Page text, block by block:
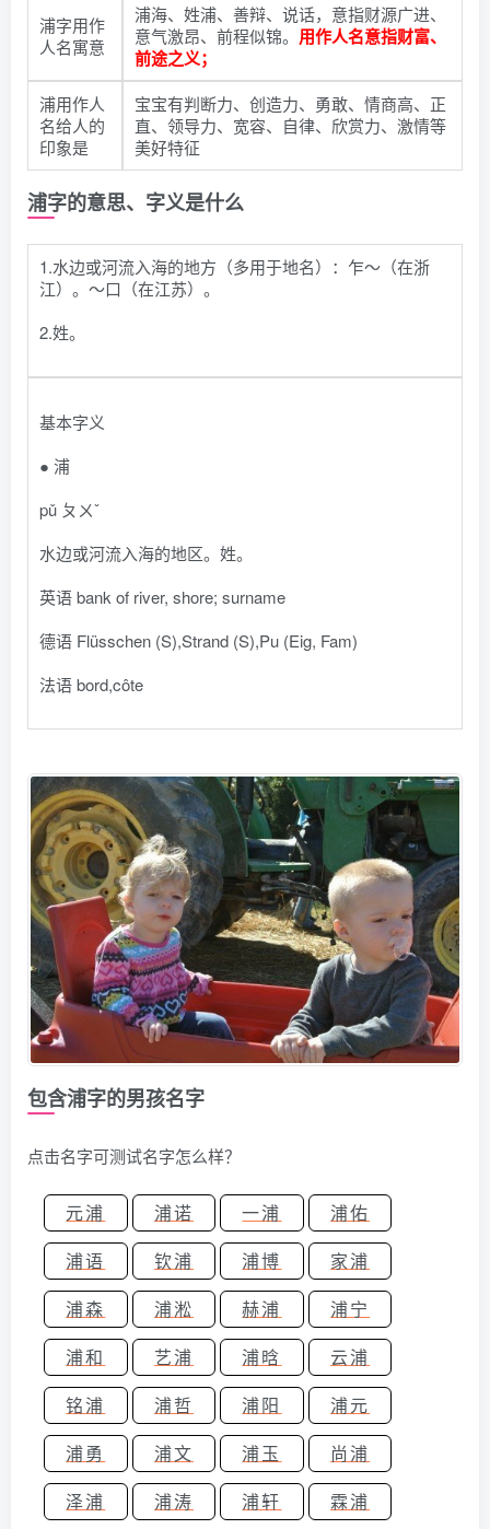
浦字用作
人名寓意
浦海、姓浦、善辩、说话，意指财源广进、
意气激昂、前程似锦。 用作人名意指财富、
前途之义；
浦用作人
名给人的
印象是
宝宝有判断力、创造力、勇敢、情商高、正
直、领导力、宽容、自律、欣赏力、激情等
美好特征
浦字的意思、字义是什么
1.水边或河流入海的地方（多用于地名）：乍～（在浙
江）。～口（在江苏）。
2.姓。
基本字义
● 浦
pǔ ㄆㄨˇ
水边或河流入海的地区。姓。
英语 bank of river, shore; surname
德语 Flüsschen (S)​,Strand (S)​,Pu (Eig, Fam)
法语 bord,côte
包含浦字的男孩名字
点击名字可测试名字怎么样？
元浦 浦诺 一浦
浦佑
浦语
钦浦 浦博
家浦
浦森
浦淞 赫浦
浦宁
浦和
艺浦 浦晗
云浦
铭浦
浦哲 浦阳
浦元
浦勇
浦文 浦玉
尚浦
泽浦
浦涛 浦轩 霖浦